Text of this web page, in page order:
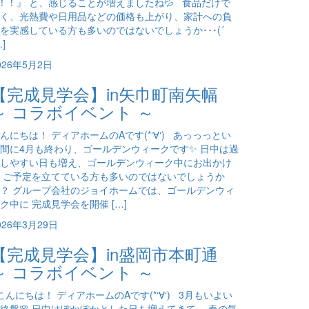
、光熱費や日用品などの価格も上がり、家計への負
実感している方も多いのではないでしょうか･･･(´
年5月2日
【完成見学会】in矢巾町南矢幅
コラボイベント ～
にちは！ ディアホームのAです(*‘∀‘) あっっっとい
に4月も終わり、ゴールデンウィークです✨ 日中は過
やすい日も増え、ゴールデンウィーク中にお出かけ
ご予定を立てている方も多いのではないでしょうか
グループ会社のジョイホームでは、ゴールデンウィ
中に 完成見学会を開催 […]
年3月29日
【完成見学会】in盛岡市本町通
コラボイベント ～
んにちは！ ディアホームのAです(*‘∀‘) 3月もいよい